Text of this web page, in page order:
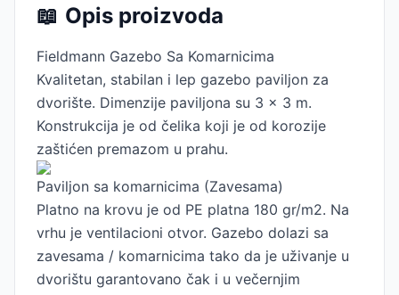
📖 Opis proizvoda
Fieldmann Gazebo Sa Komarnicima
Kvalitetan, stabilan i lep gazebo paviljon za
dvorište. Dimenzije paviljona su 3 x 3 m.
Konstrukcija je od čelika koji je od korozije
zaštićen premazom u prahu.
Paviljon sa komarnicima (Zavesama)
Platno na krovu je od PE platna 180 gr/m2. Na
vrhu je ventilacioni otvor. Gazebo dolazi sa
zavesama / komarnicima tako da je uživanje u
dvorištu garantovano čak i u večernjim